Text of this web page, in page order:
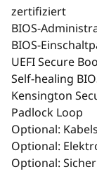
Ideal
Software
Stabilität
und
zertifiziert
BIOS-
BIOS-
UEFI Secure
Self-healing
Kensington
Padlock Loop
Optional:
Optional:
Optional: